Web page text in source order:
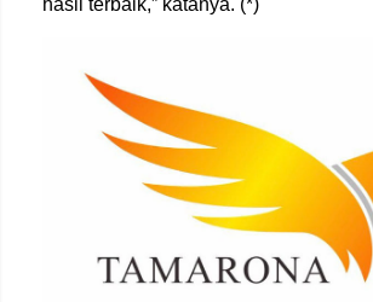
hasil terbaik,” katanya. (*)